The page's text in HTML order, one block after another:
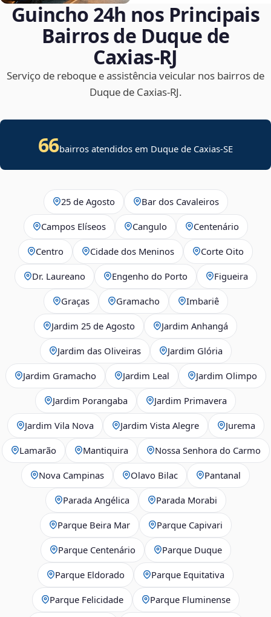
Guincho 24h nos Principais
Bairros de Duque de
Caxias‑RJ
Serviço de reboque e assistência veicular nos bairros de
Duque de Caxias‑RJ.
66bairros atendidos em Duque de Caxias-SE
25 de Agosto Bar dos Cavaleiros
Campos Elíseos Cangulo Centenário
Centro Cidade dos Meninos Corte Oito
Dr. Laureano Engenho do Porto Figueira
Graças Gramacho Imbariê
Jardim 25 de Agosto Jardim Anhangá
Jardim das Oliveiras Jardim Glória
Jardim Gramacho Jardim Leal Jardim Olimpo
Jardim Porangaba Jardim Primavera
Jardim Vila Nova Jardim Vista Alegre Jurema
Lamarão Mantiquira Nossa Senhora do Carmo
Nova Campinas Olavo Bilac Pantanal
Parada Angélica Parada Morabi
Parque Beira Mar Parque Capivari
Parque Centenário Parque Duque
Parque Eldorado Parque Equitativa
Parque Felicidade Parque Fluminense